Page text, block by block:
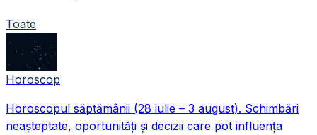
Toate
Horoscop
Horoscopul săptămânii (28 iulie – 3 august). Schimbări
neașteptate, oportunități și decizii care pot influența